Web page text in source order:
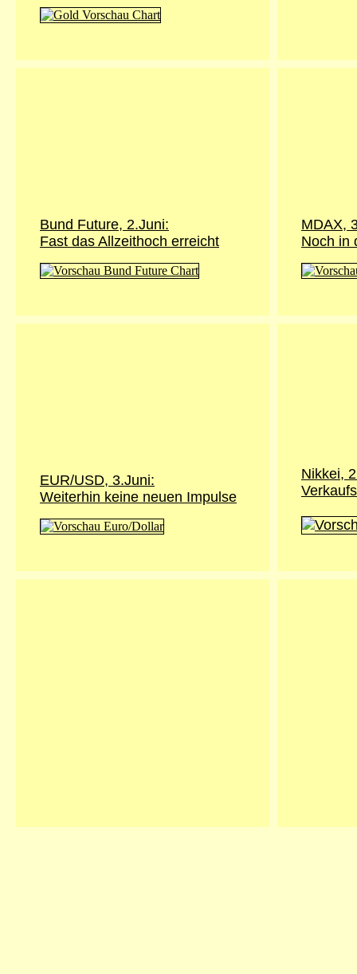
Bund Future, 2.Juni:
Fast das Allzeithoch erreicht
MDAX,
Noch in
EUR/USD, 3.Juni:
Weiterhin keine neuen Impulse
Nikkei,